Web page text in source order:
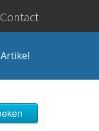
Contact
Artikel